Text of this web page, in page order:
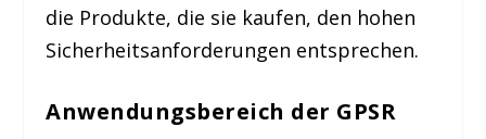
die Produkte, die sie kaufen, den hohen
Sicherheitsanforderungen entsprechen.
Anwendungsbereich der GPSR